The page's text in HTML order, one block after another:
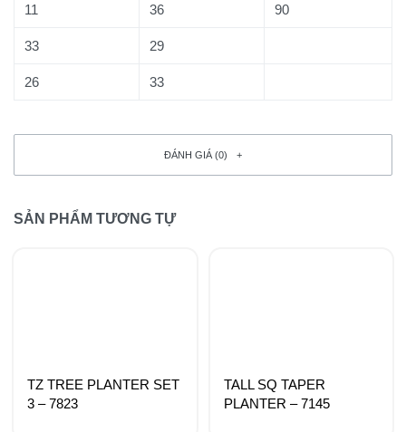
11 36 90
33 29
26 33
ĐÁNH GIÁ (0)
SẢN PHẨM TƯƠNG TỰ
TZ TREE PLANTER SET
3 – 7823
TALL SQ TAPER
PLANTER – 7145